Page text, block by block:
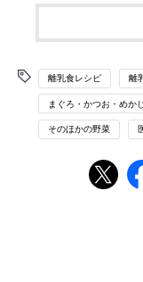
離乳食レシピ 離
まぐろ・かつお・めか
そのほかの野菜